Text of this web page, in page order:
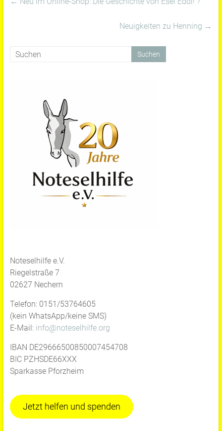
Neuigkeiten zu Henning →
Noteselhilfe e.V.
Riegelstraße 7
02627 Nechern
Telefon: 0151/53764605
(kein WhatsApp/keine SMS)
E-Mail: info@noteselhilfe.org
IBAN DE29666500850007454708
BIC PZHSDE66XXX
Sparkasse Pforzheim
Jetzt helfen und spenden